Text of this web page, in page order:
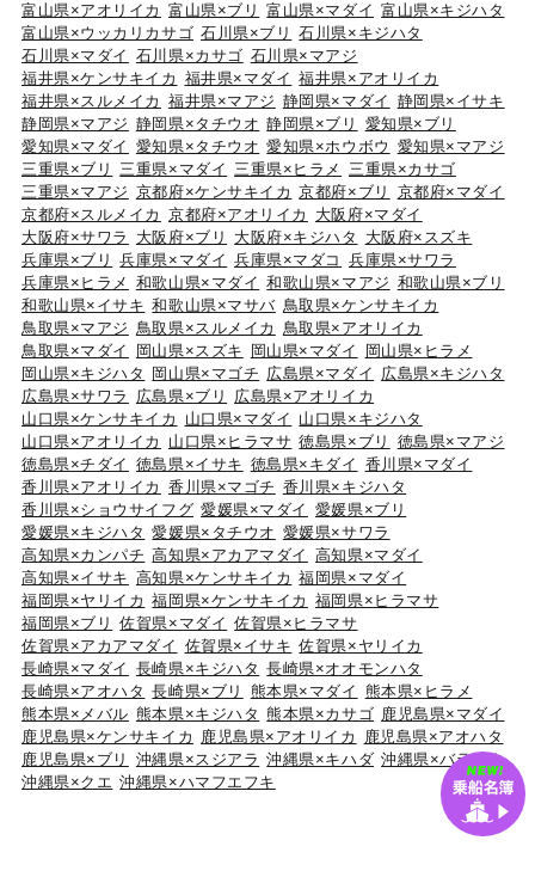
富山県×アオリイカ 富山県×ブリ 富山県×マダイ 富山県×キジハタ
富山県×ウッカリカサゴ 石川県×ブリ
石川県×キジハタ
石川県×マダイ 石川県×カサゴ 石川県×マアジ
福井県×ケンサキイカ 福井県×マダイ 福井県×アオリイカ
福井県×スルメイカ 福井県×マアジ 静岡県×マダイ 静岡県×イサキ
静岡県×マアジ 静岡県×タチウオ 静岡県×ブリ
愛知県×ブリ
愛知県×マダイ 愛知県×タチウオ 愛知県×ホウボウ 愛知県×マアジ
三重県×ブリ
三重県×マダイ 三重県×ヒラメ
三重県×カサゴ
三重県×マアジ 京都府×ケンサキイカ 京都府×ブリ
京都府×マダイ
京都府×スルメイカ 京都府×アオリイカ
大阪府×マダイ
大阪府×サワラ
大阪府×ブリ 大阪府×キジハタ
大阪府×スズキ
兵庫県×ブリ
兵庫県×マダイ 兵庫県×マダコ
兵庫県×サワラ
兵庫県×ヒラメ 和歌山県×マダイ 和歌山県×マアジ 和歌山県×ブリ
和歌山県×イサキ 和歌山県×マサバ 鳥取県×ケンサキイカ
鳥取県×マアジ 鳥取県×スルメイカ 鳥取県×アオリイカ
鳥取県×マダイ
岡山県×スズキ 岡山県×マダイ
岡山県×ヒラメ
岡山県×キジハタ
岡山県×マゴチ 広島県×マダイ 広島県×キジハタ
広島県×サワラ
広島県×ブリ
広島県×アオリイカ
山口県×ケンサキイカ
山口県×マダイ 山口県×キジハタ
山口県×アオリイカ
山口県×ヒラマサ 徳島県×ブリ
徳島県×マアジ
徳島県×チダイ 徳島県×イサキ 徳島県×キダイ 香川県×マダイ
香川県×アオリイカ 香川県×マゴチ 香川県×キジハタ
香川県×ショウサイフグ 愛媛県×マダイ 愛媛県×ブリ
愛媛県×キジハタ 愛媛県×タチウオ 愛媛県×サワラ
高知県×カンパチ 高知県×アカアマダイ 高知県×マダイ
高知県×イサキ 高知県×ケンサキイカ 福岡県×マダイ
福岡県×ヤリイカ 福岡県×ケンサキイカ 福岡県×ヒラマサ
福岡県×ブリ
佐賀県×マダイ 佐賀県×ヒラマサ
佐賀県×アカアマダイ 佐賀県×イサキ 佐賀県×ヤリイカ
長崎県×マダイ 長崎県×キジハタ 長崎県×オオモンハタ
長崎県×アオハタ 長崎県×ブリ 熊本県×マダイ 熊本県×ヒラメ
熊本県×メバル 熊本県×キジハタ 熊本県×カサゴ 鹿児島県×マダイ
鹿児島県×ケンサキイカ 鹿児島県×アオリイカ
鹿児島県×アオハタ
鹿児島県×ブリ
沖縄県×スジアラ 沖縄県×キハダ 沖縄県×バラハタ
沖縄県×クエ 沖縄県×ハマフエフキ